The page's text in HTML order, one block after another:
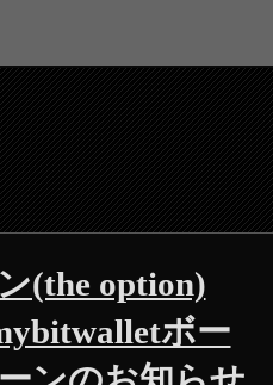
(the option)
ボー